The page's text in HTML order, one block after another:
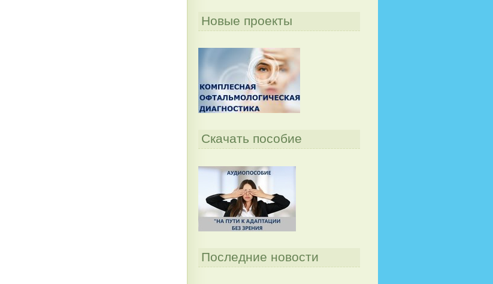
Новые проекты
Скачать пособие
Последние новости